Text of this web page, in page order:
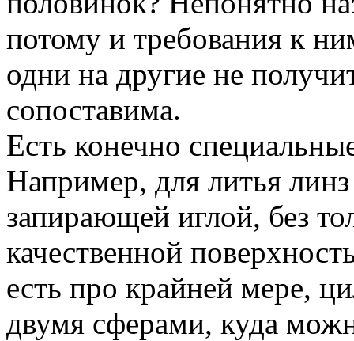
потому и требования к
одни на другие не
сопоставима.
Есть конечно
Например, для литья
запирающей иглой, без
качественной
есть про крайней мере,
двумя сферами, куда